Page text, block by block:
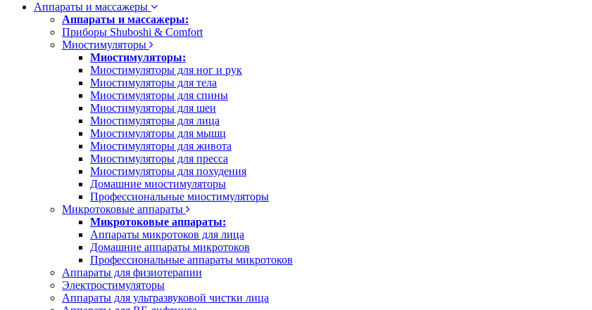
Аппараты и массажеры
Аппараты и массажеры:
Приборы Shuboshi & Comfort
Миостимуляторы
Миостимуляторы:
Миостимуляторы для ног и рук
Миостимуляторы для тела
Миостимуляторы для спины
Миостимуляторы для шеи
Миостимуляторы для лица
Миостимуляторы для мышц
Миостимуляторы для живота
Миостимуляторы для пресса
Миостимуляторы для похудения
Домашние миостимуляторы
Профессиональные миостимуляторы
Микротоковые аппараты
Микротоковые аппараты:
Аппараты микротоков для лица
Домашние аппараты микротоков
Профессиональные аппараты микротоков
Аппараты для физиотерапии
Электростимуляторы
Аппараты для ультразвуковой чистки лица